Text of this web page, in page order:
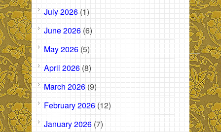
July 2026 (1)
June 2026 (6)
May 2026 (5)
April 2026 (8)
March 2026 (9)
February 2026 (12)
January 2026 (7)